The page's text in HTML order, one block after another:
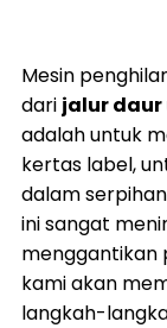
Mesin
dari jalur daur
adalah untuk
kertas label,
dalam
ini sangat
menggantikan
kami akan
langkah-